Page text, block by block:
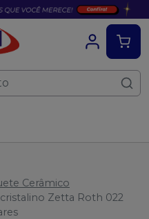
Cerâmico
Zetta Roth 022